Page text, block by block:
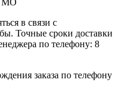
в связи с
Точные сроки доставки
по телефону: 8
заказа по телефону